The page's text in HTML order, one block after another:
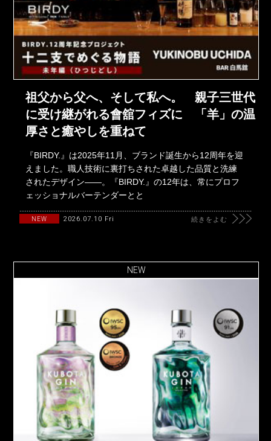
祖父から父へ、そして私へ。 親子三世代
に受け継がれる會舘フィズに 「羊」の温
厚さと癒やしを重ねて
『BIRDY.』は2025年11月、ブランド誕生から12周年を迎
えました。職人技術に裏打ちされた卓越した品質と洗練
されたデザイン――。『BIRDY.』の12年は、常にプロフ
ェッショナルバーテンダーとと
NEW 2026.07.10 Fri 続きをよむ
NEW